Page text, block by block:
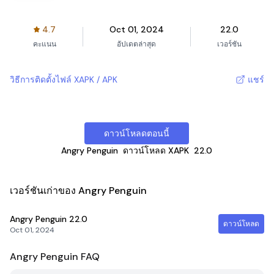
4.7
คะแนน
Oct 01, 2024
อัปเดตล่าสุด
22.0
เวอร์ชัน
วิธีการติดตั้งไฟล์ XAPK / APK แชร์
ดาวน์โหลดตอนนี้
Angry Penguin ดาวน์โหลด XAPK 22.0
เวอร์ชันเก่าของ Angry Penguin
Angry Penguin 22.0
Oct 01, 2024
ดาวน์โหลด
Angry Penguin FAQ